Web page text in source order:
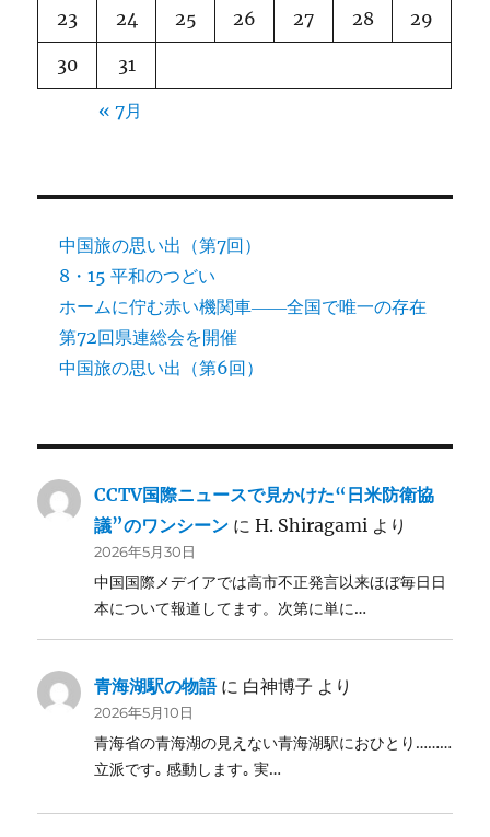
23 24 25 26 27 28 29
30 31
« 7月
中国旅の思い出（第7回）
8・15 平和のつどい
ホームに佇む赤い機関車――全国で唯一の存在
第72回県連総会を開催
中国旅の思い出（第6回）
CCTV国際ニュースで見かけた“日米防衛協
議”のワンシーン にH. Shiragami より
2026年5月30日
中国国際メデイアでは高市不正発言以来ほぼ毎日日
本について報道してます。次第に単に…
青海湖駅の物語に 白神博子 より
2026年5月10日
青海省の青海湖の見えない青海湖駅におひとり………
立派です｡ 感動します｡ 実…